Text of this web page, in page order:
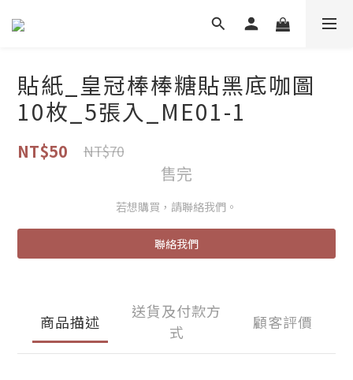
貼紙_皇冠棒棒糖貼黑底咖圖
10枚_5張入_ME01-1
NT$50 NT$70
售完
若想購買，請聯絡我們。
聯絡我們
商品描述
送貨及付款方
式
顧客評價